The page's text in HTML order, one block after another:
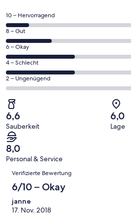
einem
neuen
Fenster
geöffnet
1
von
insgesamt
9
Gästebewertungen
haben
eine
Bewertung
von
10
-
Hervorragend
10 – Hervorragend
2
von
insgesamt
9
Gästebewertungen
haben
Bewertung
von
8
-
Gut
8 – Gut
3
von
insgesamt
9
Gästebewertungen
haben
eine
Bewertung
von
6
-
Okay
6 – Okay
3
von
insgesamt
Gästebewertungen
haben
eine
Bewertung
von
4
Schlecht
4 – Schlecht
0
von
insgesamt
9
Gästebewertungen
haben
eine
Bewertung
von
Ungenügend
2 – Ungenügend
6,6
Sauberkeit
6,0
Lage
8,0
Personal & Service
Bewertungen
Verifizierte Bewertung
6/10 – Okay
janne
17. Nov. 2018